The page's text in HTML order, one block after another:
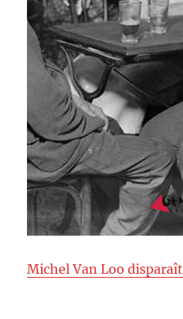
Michel Van Loo disparaît